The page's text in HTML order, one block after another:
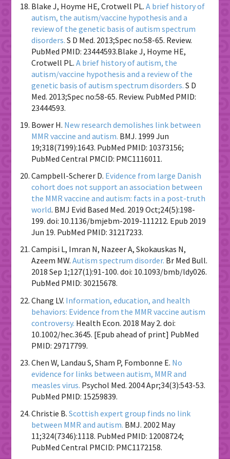
Blake J, Hoyme HE, Crotwell PL. A brief history of
autism, the autism/vaccine hypothesis and a
review of the genetic basis of autism spectrum
disorders. S D Med. 2013;Spec no:58-65. Review.
PubMed PMID: 23444593.Blake J, Hoyme HE,
Crotwell PL. A brief history of autism, the
autism/vaccine hypothesis and a review of the
genetic basis of autism spectrum disorders. S D
Med. 2013;Spec no:58-65. Review. PubMed PMID:
23444593.
Bower H. New research demolishes link between
MMR vaccine and autism. BMJ. 1999 Jun
19;318(7199):1643. PubMed PMID: 10373156;
PubMed Central PMCID: PMC1116011.
Campbell-Scherer D. Evidence from large Danish
cohort does not support an association between
the MMR vaccine and autism: facts in a post-truth
world. BMJ Evid Based Med. 2019 Oct;24(5):198-
199. doi: 10.1136/bmjebm-2019-111212. Epub 2019
Jun 19. PubMed PMID: 31217233.
Campisi L, Imran N, Nazeer A, Skokauskas N,
Azeem MW. Autism spectrum disorder. Br Med Bull.
2018 Sep 1;127(1):91-100. doi: 10.1093/bmb/ldy026.
PubMed PMID: 30215678.
Chang LV. Information, education, and health
behaviors: Evidence from the MMR vaccine autism
controversy. Health Econ. 2018 May 2. doi:
10.1002/hec.3645. [Epub ahead of print] PubMed
PMID: 29717799.
Chen W, Landau S, Sham P, Fombonne E. No
evidence for links between autism, MMR and
measles virus. Psychol Med. 2004 Apr;34(3):543-53.
PubMed PMID: 15259839.
Christie B. Scottish expert group finds no link
between MMR and autism. BMJ. 2002 May
11;324(7346):1118. PubMed PMID: 12008724;
PubMed Central PMCID: PMC1172158.